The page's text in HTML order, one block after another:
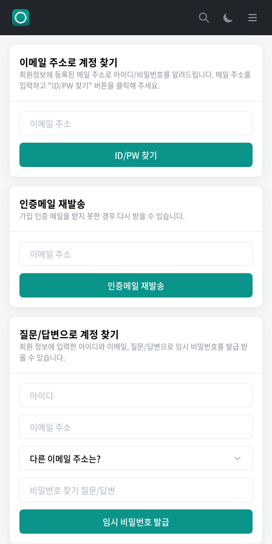
이메일 주소로 계정 찾기
회원정보에 등록된 메일 주소로 아이디/비밀번호를 알려드립니다. 메일 주소를
입력하고 "ID/PW 찾기" 버튼을 클릭해 주세요.
ID/PW 찾기
인증메일 재발송
가입 인증 메일을 받지 못한 경우 다시 받을 수 있습니다.
인증메일 재발송
질문/답변으로 계정 찾기
회원 정보에 입력한 아이디와 이메일, 질문/답변으로 임시 비밀번호를 발급 받
을 수 있습니다.
임시 비밀번호 발급